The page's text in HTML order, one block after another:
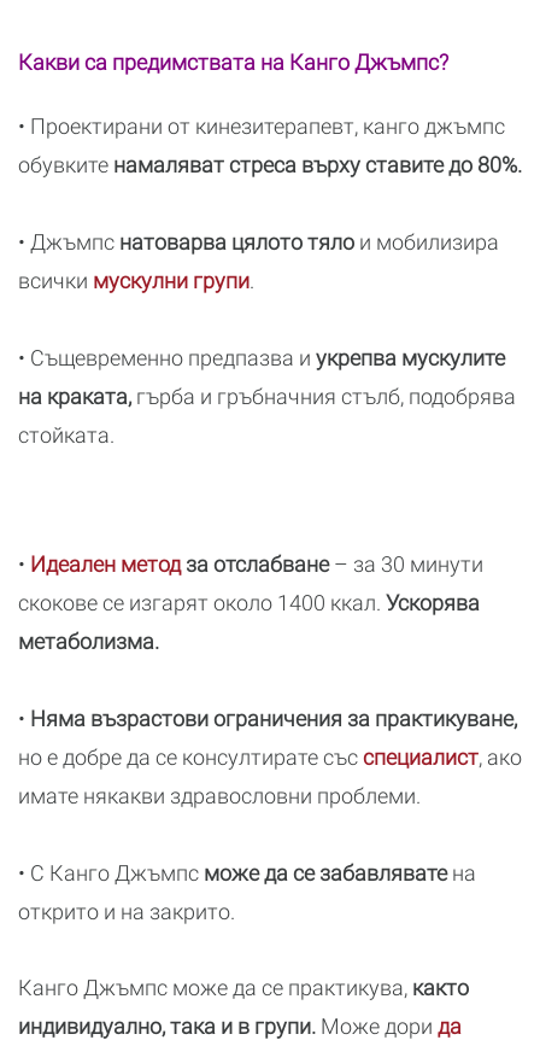
Какви са предимствата на Канго Джъмпс?
• Проектирани от кинезитерапевт, канго джъмпс
обувките намаляват стреса върху ставите до 80%.
• Джъмпс натоварва цялото тяло и мобилизира
всички мускулни групи.
• Същевременно предпазва и укрепва мускулите
на краката,гърба и гръбначния стълб, подобрява
стойката.
• Идеален методза отслабване– за 30 минути
скокове се изгарят около 1400 ккал. Ускорява
метаболизма.
• Няма възрастови ограничения за практикуване,
но е добре да се консултирате съсспециалист, ако
имате някакви здравословни проблеми.
• С Канго Джъмпс може да се забавляватена
открито и на закрито.
Канго Джъмпс може да се практикува, както
индивидуално, така и в групи. Може дори да